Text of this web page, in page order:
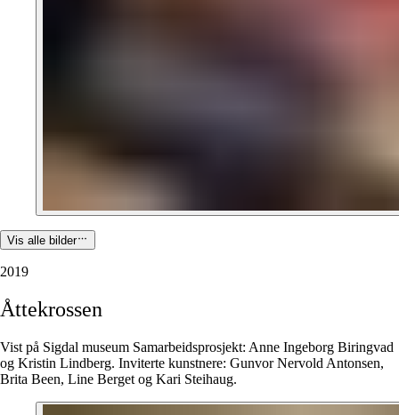
Vis alle bilder
2019
Åttekrossen
Vist på Sigdal museum Samarbeidsprosjekt: Anne Ingeborg Biringvad
og Kristin Lindberg. Inviterte kunstnere: Gunvor Nervold Antonsen,
Brita Been, Line Berget og Kari Steihaug.